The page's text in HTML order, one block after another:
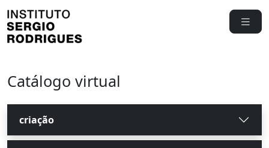
Catálogo virtual
criação